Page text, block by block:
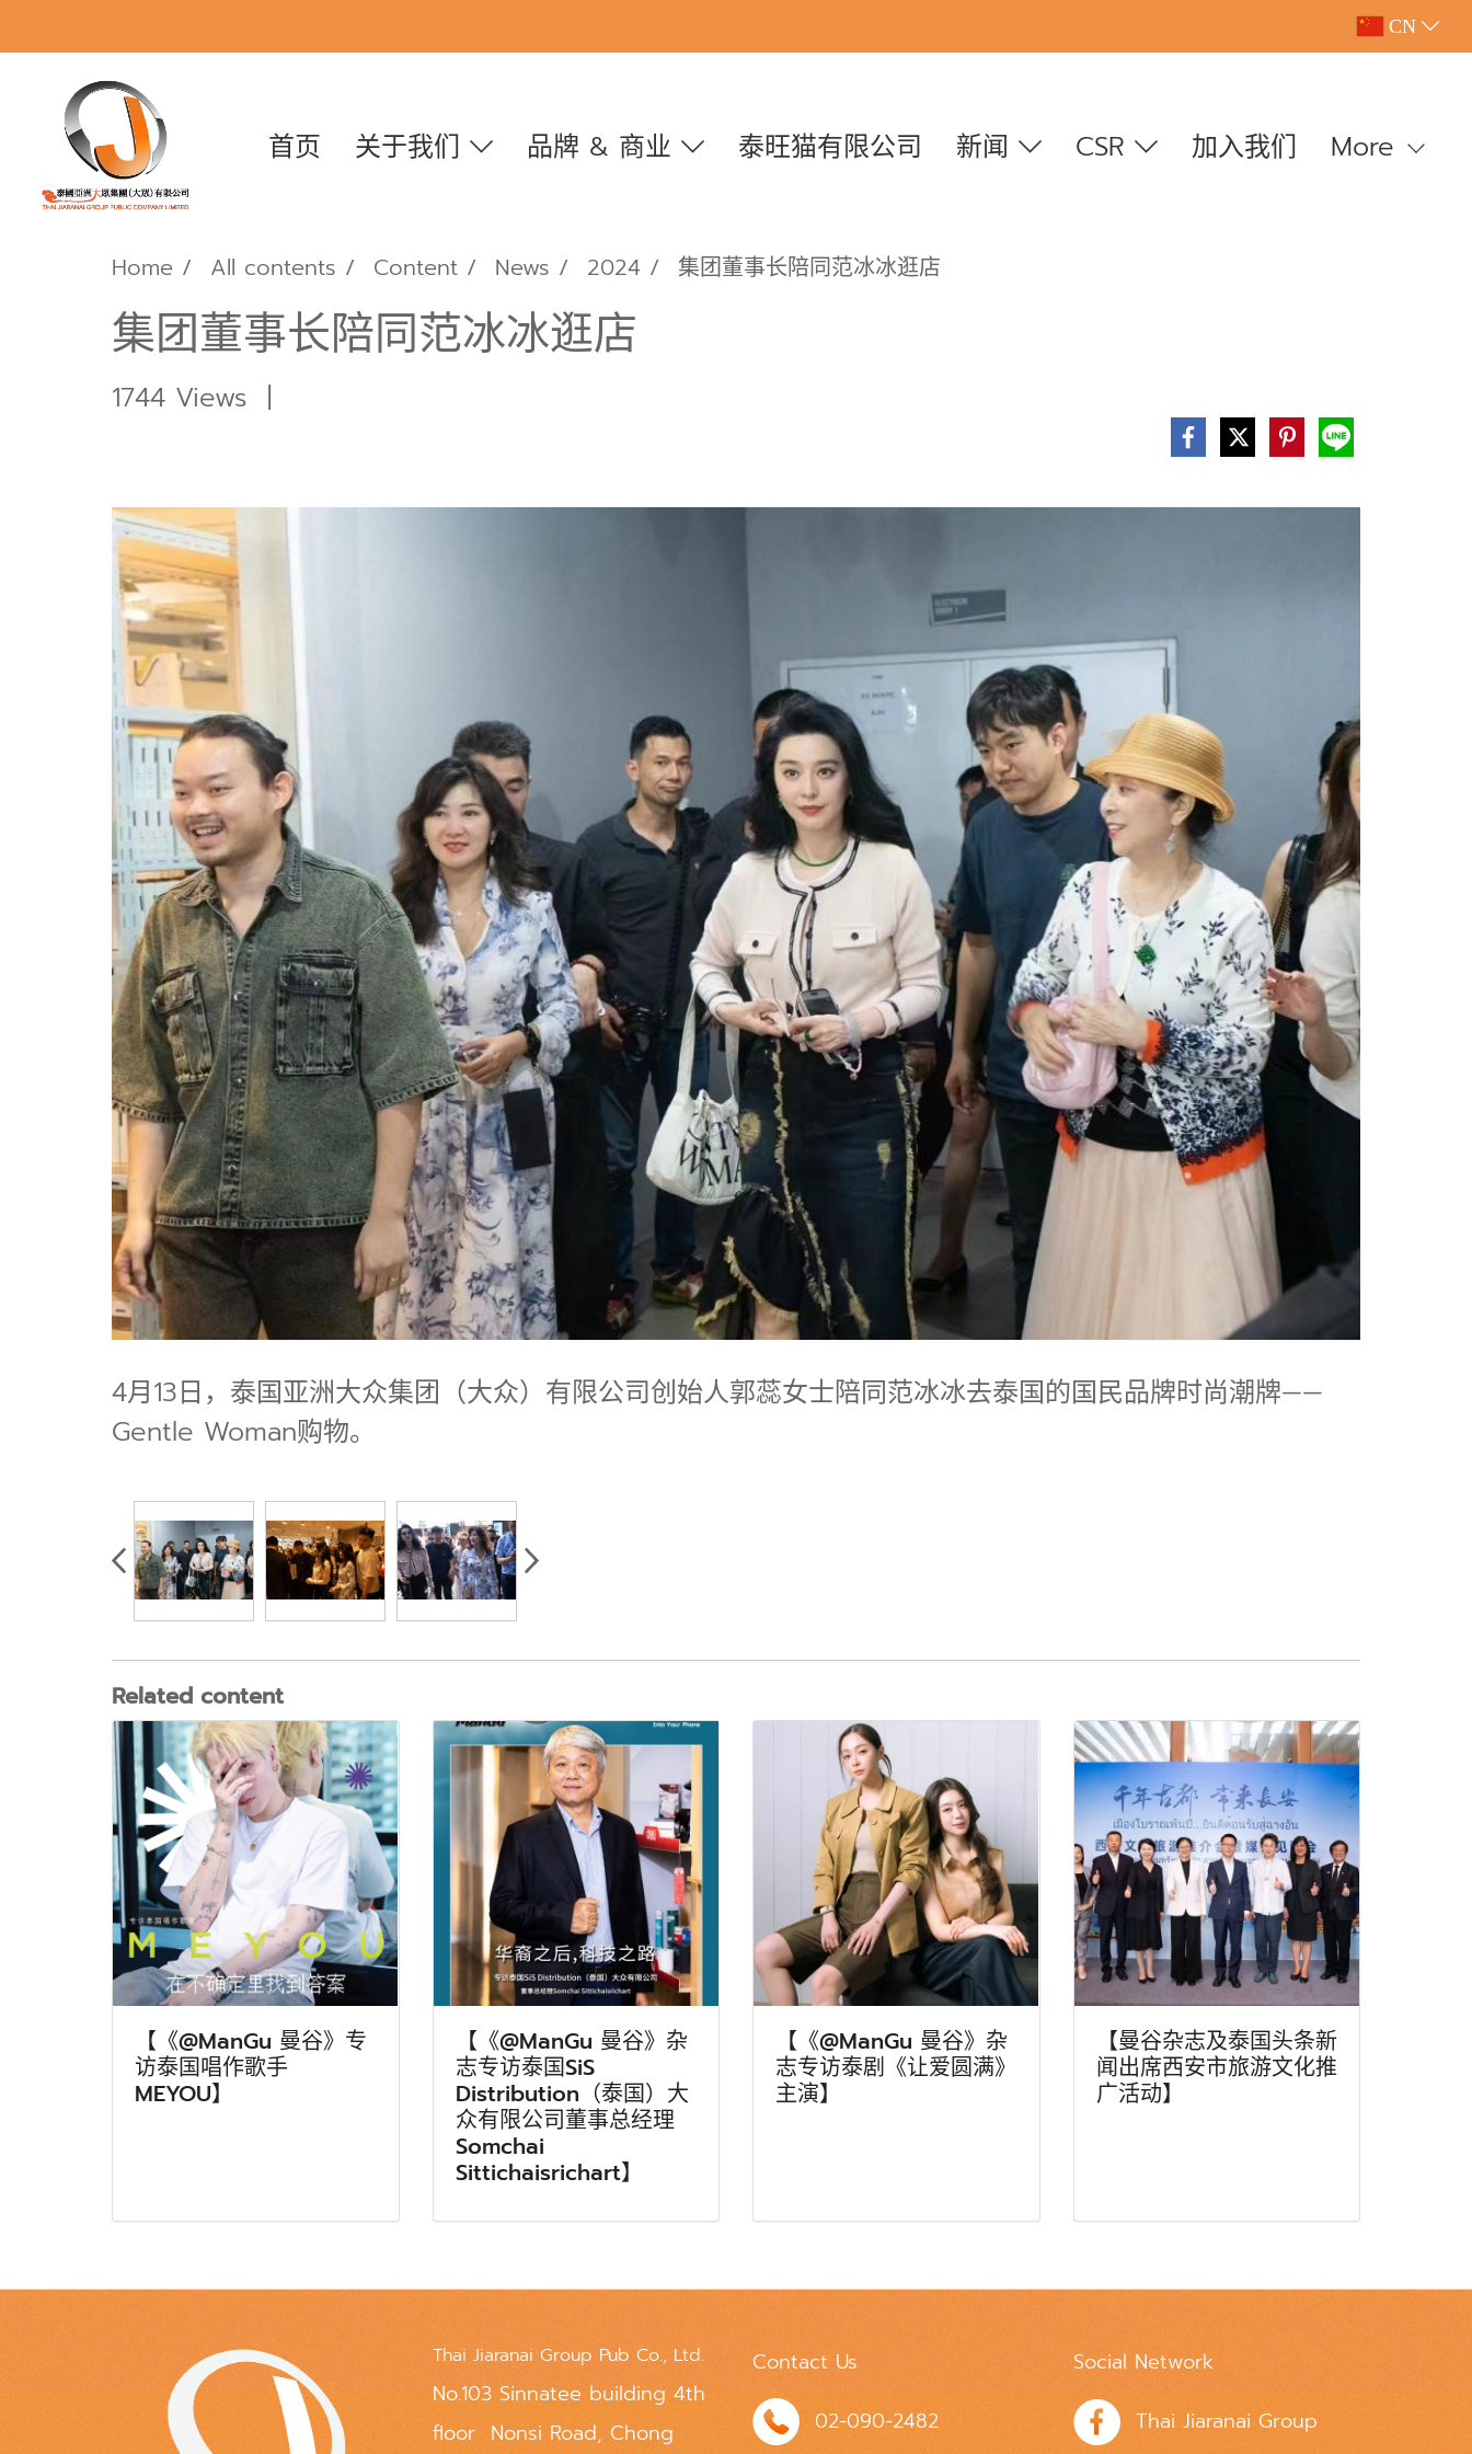
CN
首页 关于我们 品牌 & 商业 泰旺猫有限公司 新闻 CSR 加入我们 More
Home All contents Content News 2024 集团董事长陪同范冰冰逛店
集团董事长陪同范冰冰逛店
1744 Views |
4月13日，泰国亚洲大众集团（大众）有限公司创始人郭蕊女士陪同范冰冰去泰国的国民品牌时尚潮牌——
Gentle Woman购物。
Related content
【《@ManGu 曼谷》专
访泰国唱作歌手
MEYOU】
【《@ManGu 曼谷》杂
志专访泰国SiS
Distribution（泰国）大
众有限公司董事总经理
Somchai
Sittichaisrichart】
【《@ManGu 曼谷》杂
志专访泰剧《让爱圆满》
主演】
【曼谷杂志及泰国头条新
闻出席西安市旅游文化推
广活动】
Thai Jiaranai Group Pub Co., Ltd.
No.103 Sinnatee building 4th
floor Nonsi Road, Chong
Contact Us
02-090-2482
Social Network
Thai Jiaranai Group